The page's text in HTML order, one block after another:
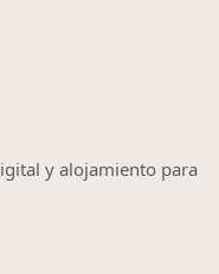
y alojamiento para